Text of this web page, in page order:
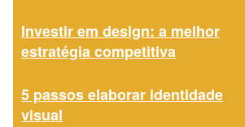
Investir em design: a melhor
estratégia competitiva
5 passos elaborar identidade
visual